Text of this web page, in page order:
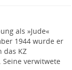
als »Jude«
1944 wurde er
das KZ
verwitwete